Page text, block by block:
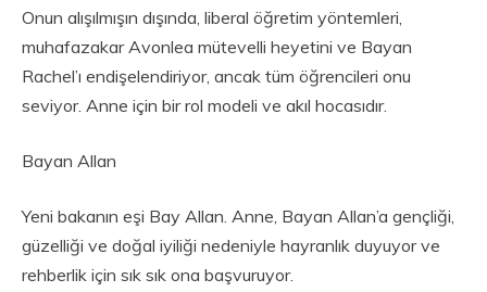
Onun alışılmışın dışında, liberal öğretim yöntemleri,
muhafazakar Avonlea mütevelli heyetini ve Bayan
Rachel’ı endişelendiriyor, ancak tüm öğrencileri onu
seviyor. Anne için bir rol modeli ve akıl hocasıdır.
Bayan Allan
Yeni bakanın eşi Bay Allan. Anne, Bayan Allan’a gençliği,
güzelliği ve doğal iyiliği nedeniyle hayranlık duyuyor ve
rehberlik için sık sık ona başvuruyor.